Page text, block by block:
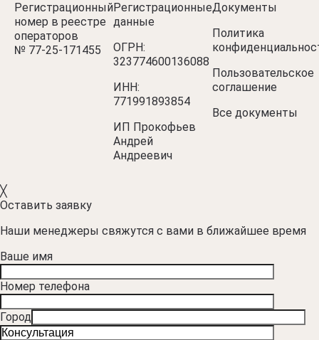
Регистрационный
номер в реестре
операторов
№ 77‑25‑171455
Регистрационные
данные
ОГРН:
323774600136088
ИНН:
771991893854
ИП Прокофьев
Андрей
Андреевич
Документы
Политика
Пользовательское
соглашение
Все документы
╳
Оставить заявку
Наши менеджеры свяжутся с вами в ближайшее время
Ваше имя
Номер телефона
Город